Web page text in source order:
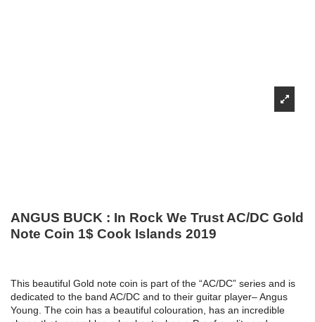
ANGUS BUCK : In Rock We Trust AC/DC Gold
Note Coin 1$ Cook Islands 2019
This beautiful Gold note coin is part of the “AC/DC” series and is
dedicated to the band AC/DC and to their guitar player– Angus
Young. The coin has a beautiful colouration, has an incredible